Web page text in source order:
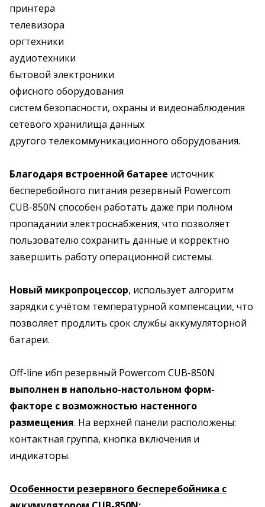
принтера
телевизора
оргтехники
аудиотехники
бытовой электроники
офисного оборудования
систем безопасности, охраны и видеонаблюдения
сетевого хранилища данных
другого телекоммуникационного оборудования.
Благодаря встроенной батарее источник
бесперебойного питания резервный Powercom
CUB-850N способен работать даже при полном
пропадании электроснабжения, что позволяет
пользователю сохранить данные и корректно
завершить работу операционной системы.
Новый микропроцессор, использует алгоритм
зарядки с учётом температурной компенсации, что
позволяет продлить срок службы аккумуляторной
батареи.
Off-line ибп резервный Powercom CUB-850N
выполнен в напольно-настольном форм-
факторе с возможностью настенного
размещения. На верхней панели расположены:
контактная группа, кнопка включения и
индикаторы.
Особенности резервного бесперебойника с